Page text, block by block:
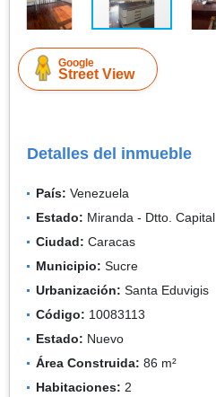
Google
Street View
Detalles del inmueble
País: Venezuela
Estado: Miranda - Dtto. Capital
Ciudad: Caracas
Municipio: Sucre
Urbanización: Santa Eduvigis
Código: 10083113
Estado: Nuevo
Área Construida: 86 m²
Habitaciones: 2